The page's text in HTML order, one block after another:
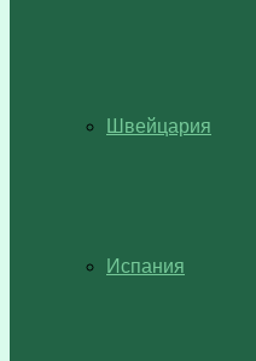
Швейцария
Испания